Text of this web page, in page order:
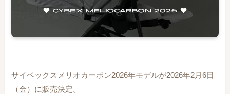
サイベックスメリオカーボン2026年モデルが2026年2月6日
（金）に販売決定。